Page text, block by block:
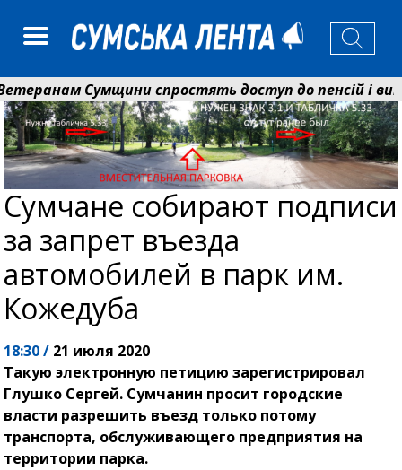
Сумщини спростять доступ до пенсій і
розширює програму відпочинку дітей із
Сумчане собирают подписи
за запрет въезда
автомобилей в парк им.
Кожедуба
18:30 / 21 июля 2020
Такую электронную петицию зарегистрировал
Глушко Сергей. Сумчанин просит городские
власти разрешить въезд только потому
транспорта, обслуживающего предприятия на
территории парка.